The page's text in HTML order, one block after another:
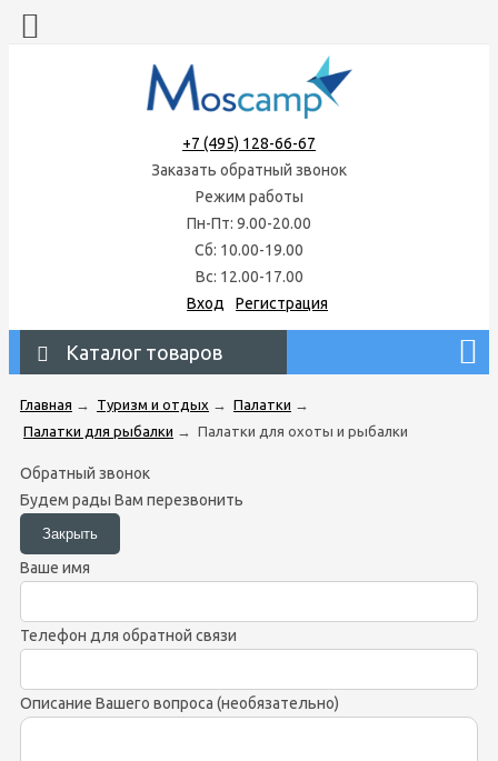
+7 (495) 128-66-67
Заказать обратный звонок
Режим работы
Пн-Пт: 9.00-20.00
Сб: 10.00-19.00
Вс: 12.00-17.00
Вход
Регистрация
Каталог товаров
Главная → Туризм и отдых → Палатки →
Палатки для рыбалки → Палатки для охоты и рыбалки
Обратный звонок
Будем рады Вам перезвонить
Ваше имя
Телефон для обратной связи
Описание Вашего вопроса (необязательно)